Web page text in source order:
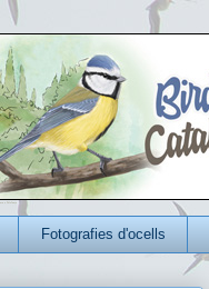
a Catalunya
Fotografies d'ocells